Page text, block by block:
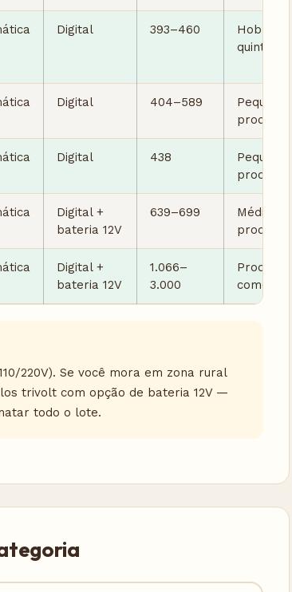
Digital 393–460
Hobby /
quintal
Digital 404–589
Pequeno
produtor
Digital 438
Pequeno
produtor
Digital +
bateria 12V
639–699
Médio
produtor
Digital +
bateria 12V
1.066–
3.000
Produção
comercial
220V). Se você mora em zona rural
trivolt com opção de bateria 12V —
todo o lote.